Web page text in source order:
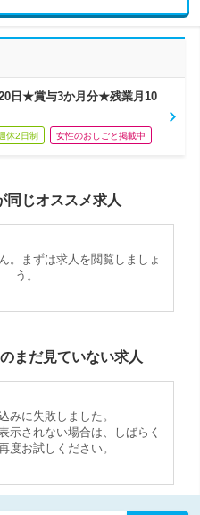
日★賞与3か月分★残業月10
休2日制 女性のおしごと掲載中
同じオススメ求人
。まずは求人を閲覧しましょ
う。
まだ見ていない求人
みに失敗しました。
示されない場合は、しばらく
度お試しください。